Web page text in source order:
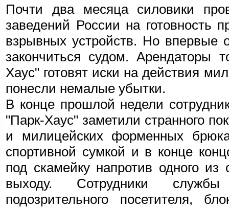
Почти два месяца силовики
заведений России на готовность
взрывных устройств. Но впервые
закончиться судом. Арендаторы
Хаус" готовят иски на действия
понесли немалые убытки.
В конце прошлой недели
"Парк-Хаус" заметили странного
и милицейских форменных
спортивной сумкой и в конце
под скамейку напротив одного
выходу. Сотрудники службы
подозрительного посетителя,